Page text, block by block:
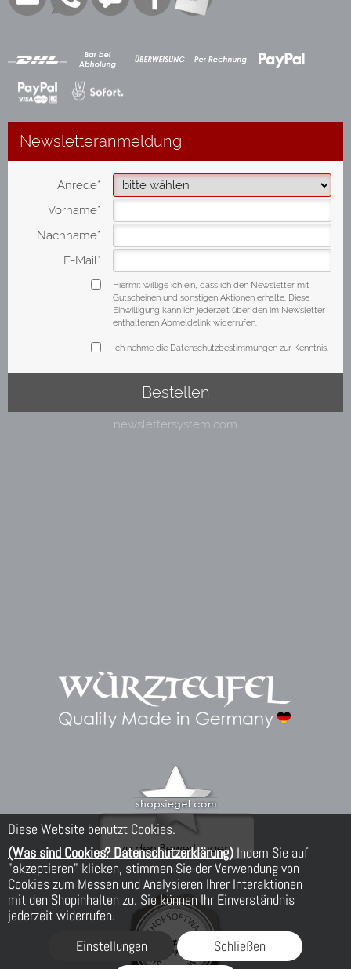
Diese Website benutzt Cookies.
(Was sind Cookies? Datenschutzerklärung) Indem Sie auf
"akzeptieren" klicken, stimmen Sie der Verwendung von
Cookies zum Messen und Analysieren Ihrer Interaktionen
mit den Shopinhalten zu. Sie können Ihr Einverständnis
jederzeit widerrufen.
Einstellungen
Schließen